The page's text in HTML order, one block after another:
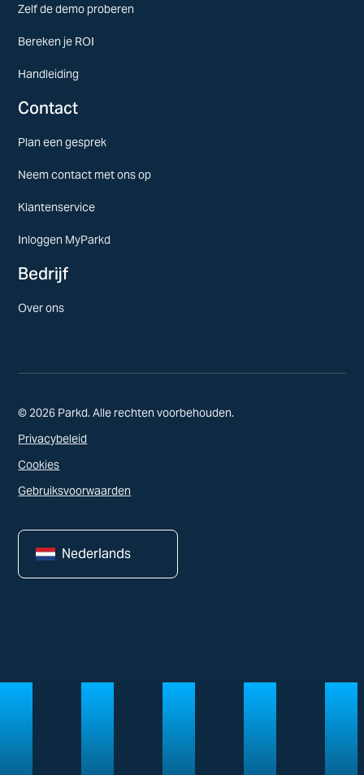
Zelf de demo proberen
Bereken je ROI
Handleiding
Contact
Plan een gesprek
Neem contact met ons op
Klantenservice
Inloggen MyParkd
Bedrijf
Over ons
© 2026 Parkd. Alle rechten voorbehouden.
Privacybeleid
Cookies
Gebruiksvoorwaarden
Nederlands